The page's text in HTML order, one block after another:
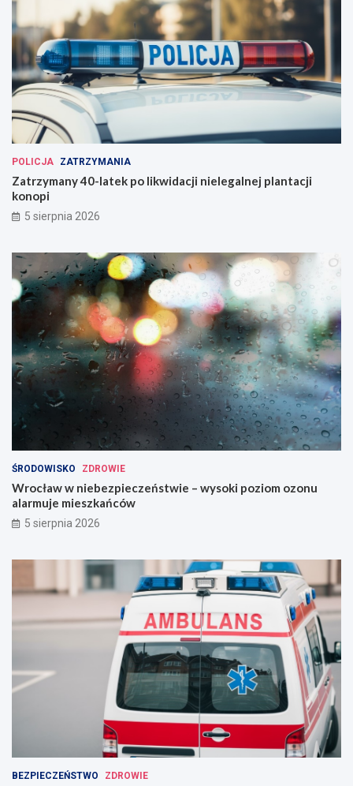
POLICJA ZATRZYMANIA
Zatrzymany 40-latek po likwidacji nielegalnej plantacji
konopi
5 sierpnia 2026
ŚRODOWISKO ZDROWIE
Wrocław w niebezpieczeństwie – wysoki poziom ozonu
alarmuje mieszkańców
5 sierpnia 2026
BEZPIECZEŃSTWO ZDROWIE